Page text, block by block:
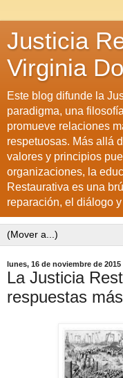
Justicia
Virginia
Este blog difunde la
paradigma, una
promueve relaciones
respetuosas. Más allá
valores y principios
organizaciones, la
Restaurativa es una
reparación, el diálogo
lunes, 16 de noviembre de 2015
La Justicia
respuestas